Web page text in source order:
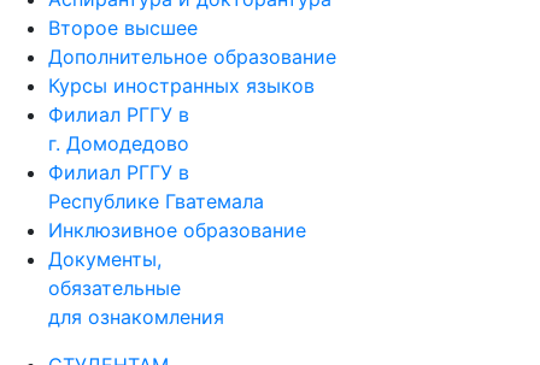
Второе высшее
Дополнительное образование
Курсы иностранных языков
Филиал РГГУ в
г. Домодедово
Филиал РГГУ в
Республике Гватемала
Инклюзивное образование
Документы,
обязательные
для ознакомления